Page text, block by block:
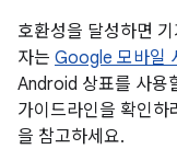
호환성을 달성하면
자는 Google 모바일
Android 상표를 사용
가이드라인을 확인하
을 참고하세요.